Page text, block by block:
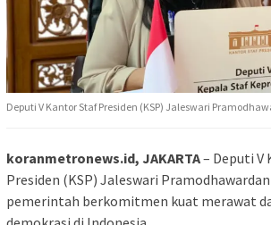
Deputi V Kantor Staf Presiden (KSP) Jaleswari
koranmetronews.id, JAKARTA– Deputi
Presiden (KSP) Jaleswari
pemerintah berkomitmen kuat merawat